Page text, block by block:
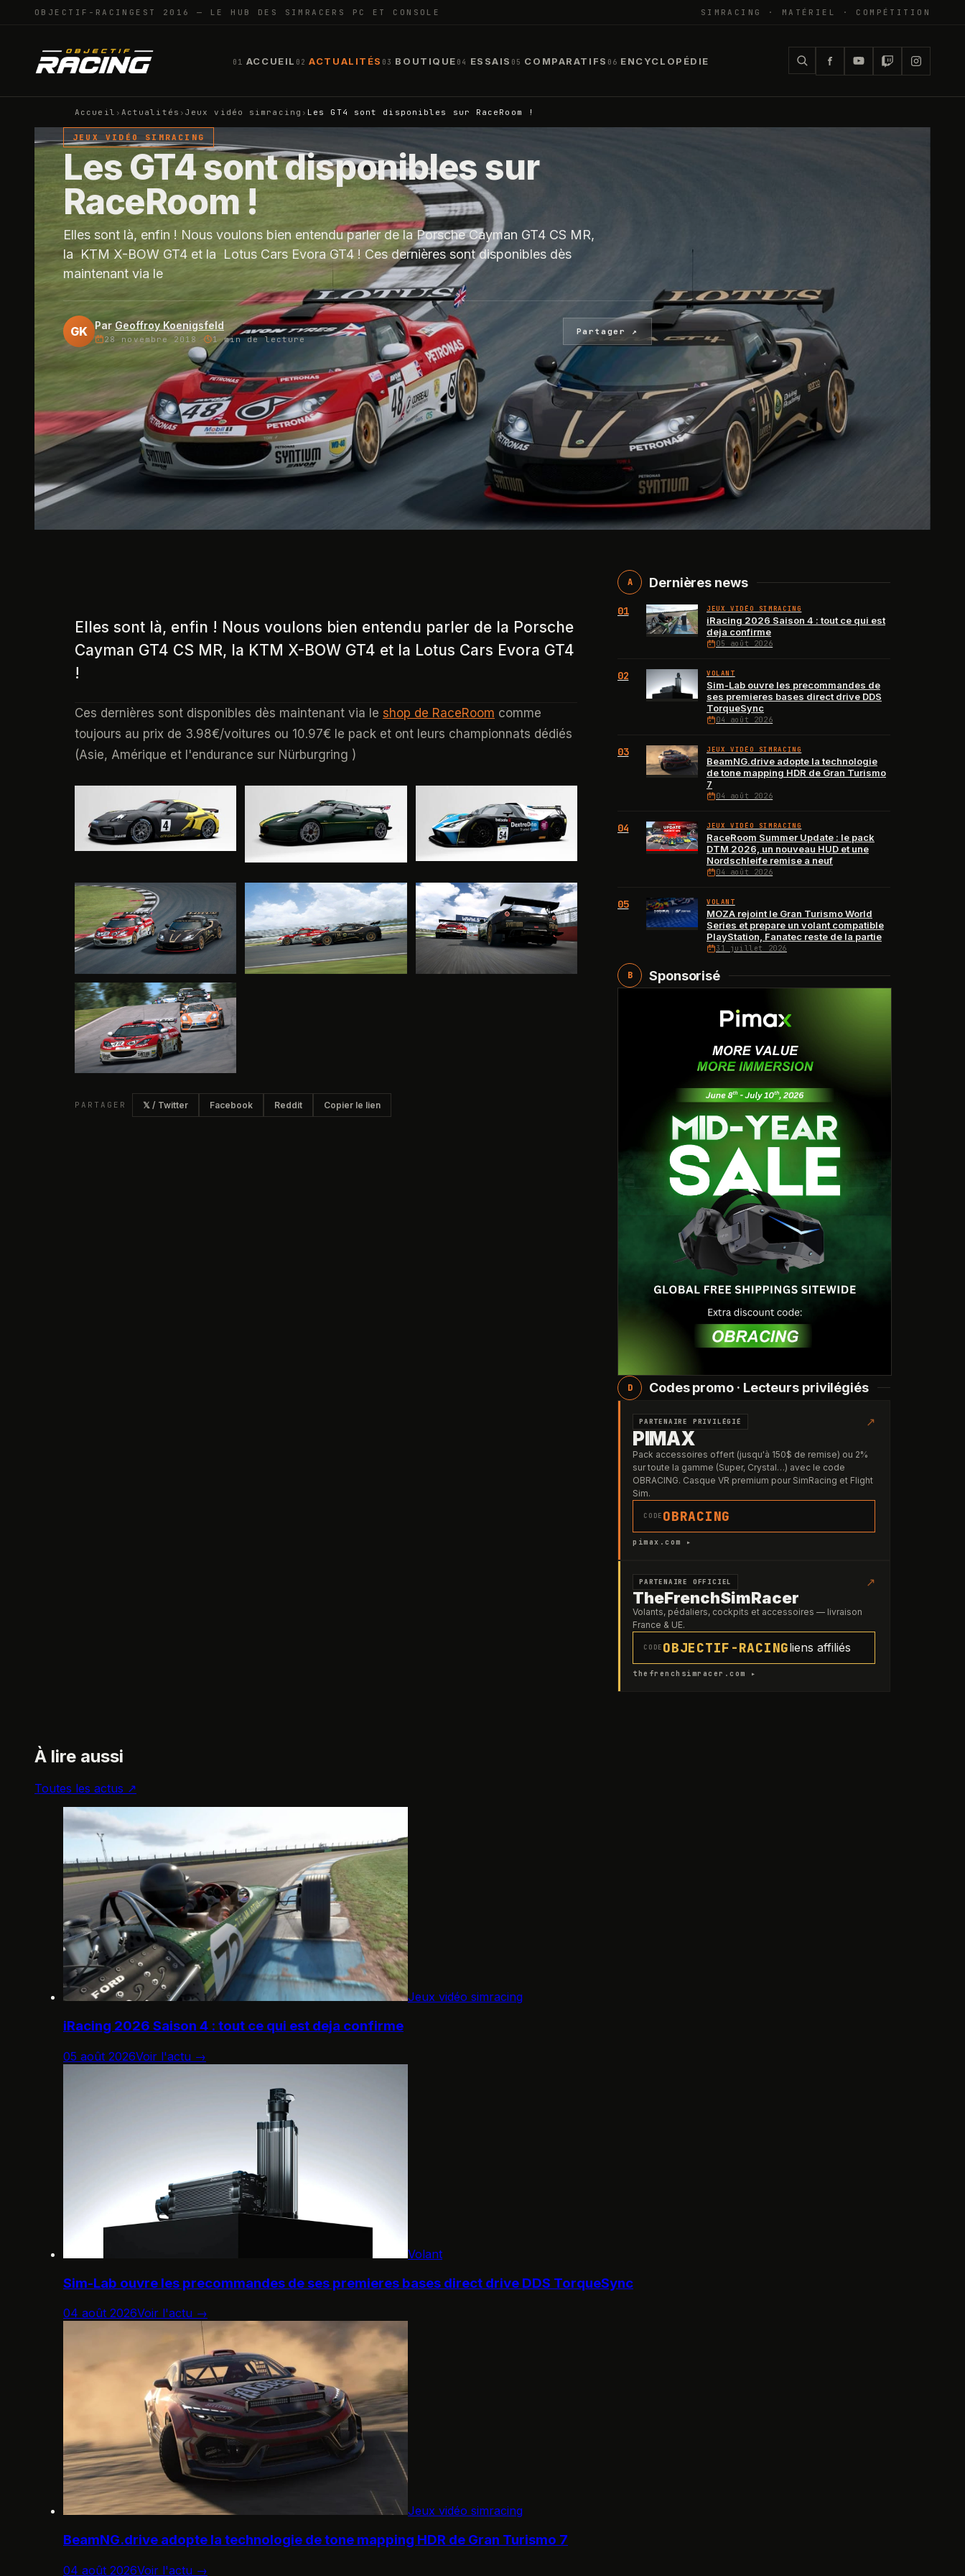
OBJECTIF-RACING EST 2016 — LE HUB DES SIMRACERS PC ET CONSOLE SIMRACING · MATÉRIEL · COMPÉTITION
01 ACCUEIL 02 ACTUALITÉS 03 BOUTIQUE 04 ESSAIS 05 COMPARATIFS 06 ENCYCLOPÉDIE
Accueil › Actualités › Jeux vidéo simracing › Les GT4 sont disponibles sur RaceRoom !
JEUX VIDÉO SIMRACING
Les GT4 sont disponibles sur
RaceRoom !
Elles sont là, enfin ! Nous voulons bien entendu parler de la Porsche Cayman GT4 CS MR,
la KTM X-BOW GT4 et la Lotus Cars Evora GT4 ! Ces dernières sont disponibles dès
maintenant via le
GK Par Geoffroy Koenigsfeld
28 novembre 2018 1 minde lecture
Partager ↗
Elles sont là, enfin ! Nous voulons bien entendu parler de la Porsche
Cayman GT4 CS MR, la KTM X-BOW GT4 et la Lotus Cars Evora GT4
!
Ces dernières sont disponibles dès maintenant via le shop de RaceRoom comme
toujours au prix de 3.98€/voitures ou 10.97€ le pack et ont leurs championnats dédiés
(Asie, Amérique et l'endurance sur Nürburgring )
PARTAGER 𝕏 / Twitter Facebook Reddit Copier le lien
A Dernières news
01 JEUX VIDÉO SIMRACING
iRacing 2026 Saison 4 : tout ce qui est
deja confirme
05 août 2026
02 VOLANT
Sim-Lab ouvre les precommandes de
ses premieres bases direct drive DDS
TorqueSync
04 août 2026
03 JEUX VIDÉO SIMRACING
BeamNG.drive adopte la technologie
de tone mapping HDR de Gran Turismo
7
04 août 2026
04 JEUX VIDÉO SIMRACING
RaceRoom Summer Update : le pack
DTM 2026, un nouveau HUD et une
Nordschleife remise a neuf
04 août 2026
05 VOLANT
MOZA rejoint le Gran Turismo World
Series et prepare un volant compatible
PlayStation, Fanatec reste de la partie
31 juillet 2026
B Sponsorisé
D Codes promo · Lecteurs privilégiés
PARTENAIRE PRIVILÉGIÉ ↗
PIMAX
Pack accessoires offert (jusqu'à 150$ de remise) ou 2%
sur toute la gamme (Super, Crystal…) avec le code
OBRACING. Casque VR premium pour SimRacing et Flight
Sim.
CODE OBRACING
pimax.com ▸
PARTENAIRE OFFICIEL ↗
TheFrenchSimRacer
Volants, pédaliers, cockpits et accessoires — livraison
France & UE.
CODE OBJECTIF-RACINGliens affiliés
thefrenchsimracer.com ▸
À lire aussi
Toutes les actus ↗
Jeux vidéo simracing
iRacing 2026 Saison 4 : tout ce qui est deja confirme
05 août 2026Voir l'actu →
Volant
Sim-Lab ouvre les precommandes de ses premieres bases direct drive DDS TorqueSync
04 août 2026Voir l'actu →
Jeux vidéo simracing
BeamNG.drive adopte la technologie de tone mapping HDR de Gran Turismo 7
04 août 2026Voir l'actu →